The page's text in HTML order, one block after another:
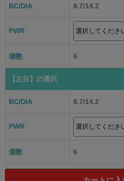
BC/DIA 8.7/14.2
PWR
個数 6
【左目】 の選択
BC/DIA 8.7/14.2
PWR
個数 6